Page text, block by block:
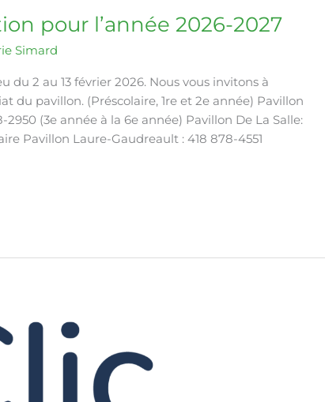
pour l’année 2026-2027
Simard
du 2 au 13 février 2026. Nous vous invitons à
du pavillon. (Préscolaire, 1re et 2e année) Pavillon
(3e année à la 6e année) Pavillon De La Salle:
Pavillon Laure-Gaudreault : 418 878-4551